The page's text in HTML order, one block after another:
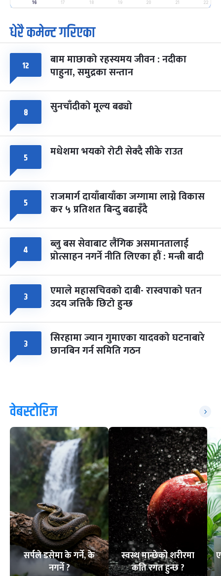
मंगल फाल्गुन २५, २०८३ Mar 9, 2027
७
आइत
पूर्णिमा व्रत
चैत्र ७, २०८३-Mar 21, 2027
८ फागुपूर्णिमा
चैत्र ८, २०८३-Mar 22, 2027
७ महिना बाँकी
16 17 18 19 20 21 22
धेरै कमेन्ट गरिएका
१२ बाम माछाको रहस्यमय जीवन : नदीका
पाहुना, समुद्रका सन्तान
८ सुनचाँदीको मूल्य बढ्यो
५ मधेशमा भयको रोटी सेक्दै सीके राउत
५ राजमार्ग दायाँबायाँका जग्गामा लाग्ने विकास
कर ५ प्रतिशत बिन्दु बढाइँदै
४ ब्लु बस सेवाबाट लैंगिक असमानतालाई
प्रोत्साहन नगर्ने नीति लिएका हौं : मन्त्री बादी
३ एमाले महासचिवको दाबी- रास्वपाको पतन
उदय जत्तिकै छिटो हुन्छ
३ सिरहामा ज्यान गुमाएका यादवको घटनाबारे
छानबिन गर्न समिति गठन
वेबस्टोरिज
सर्पले डसेमा के गर्ने, के
नगर्ने ?
स्वस्थ मान्छेको शरीरमा
कति रगत हुन्छ ?